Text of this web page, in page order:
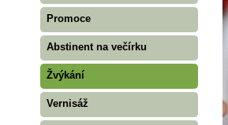
Promoce
Abstinent na večírku
Žvýkání
Vernisáž